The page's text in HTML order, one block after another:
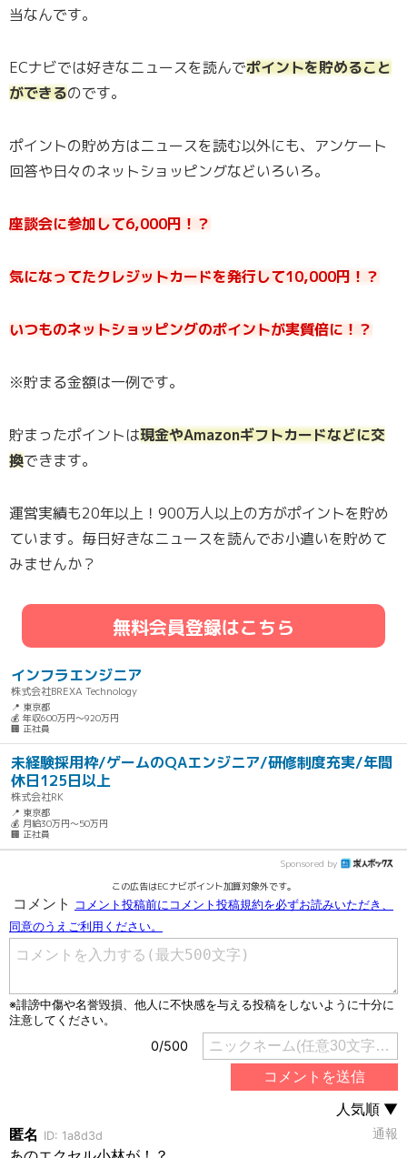
当なんです。
ECナビでは好きなニュースを読んでポイントを貯めること
ができるのです。
ポイントの貯め方はニュースを読む以外にも、アンケート
回答や日々のネットショッピングなどいろいろ。
座談会に参加して6,000円！？
気になってたクレジットカードを発行して10,000円！？
いつものネットショッピングのポイントが実質倍に！？
※貯まる金額は一例です。
貯まったポイントは現金やAmazonギフトカードなどに交
換できます。
運営実績も20年以上！900万人以上の方がポイントを貯め
ています。毎日好きなニュースを読んでお小遣いを貯めて
みませんか？
無料会員登録はこちら
インフラエンジニア
株式会社BREXA Technology
📍 東京都
💰 年収600万円～920万円
🏢 正社員
未経験採用枠/ゲームのQAエンジニア/研修制度充実/年間
休日125日以上
株式会社RK
📍 東京都
💰 月給30万円～50万円
🏢 正社員
Sponsored by
この広告はECナビポイント加算対象外です。